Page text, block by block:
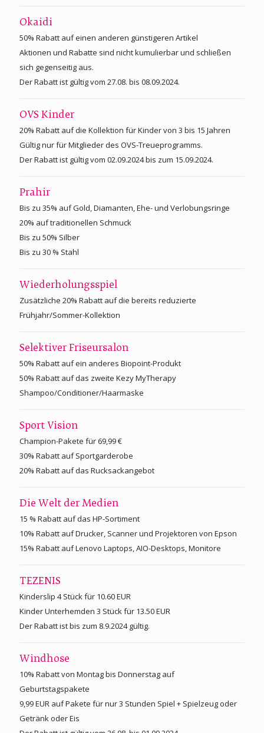
Okaidi
50% Rabatt auf einen anderen günstigeren Artikel
Aktionen und Rabatte sind nicht kumulierbar und schließen
sich gegenseitig aus.
Der Rabatt ist gültig vom 27.08. bis 08.09.2024.
OVS Kinder
20% Rabatt auf die Kollektion für Kinder von 3 bis 15 Jahren
Gültig nur für Mitglieder des OVS-Treueprogramms.
Der Rabatt ist gültig vom 02.09.2024 bis zum 15.09.2024.
Prahir
Bis zu 35% auf Gold, Diamanten, Ehe- und Verlobungsringe
20% auf traditionellen Schmuck
Bis zu 50% Silber
Bis zu 30 % Stahl
Wiederholungsspiel
Zusätzliche 20% Rabatt auf die bereits reduzierte
Frühjahr/Sommer-Kollektion
Selektiver Friseursalon
50% Rabatt auf ein anderes Biopoint-Produkt
50% Rabatt auf das zweite Kezy MyTherapy
Shampoo/Conditioner/Haarmaske
Sport Vision
Champion-Pakete für 69,99 €
30% Rabatt auf Sportgarderobe
20% Rabatt auf das Rucksackangebot
Die Welt der Medien
15 % Rabatt auf das HP-Sortiment
10% Rabatt auf Drucker, Scanner und Projektoren von Epson
15% Rabatt auf Lenovo Laptops, AIO-Desktops, Monitore
TEZENIS
Kinderslip 4 Stück für 10.60 EUR
Kinder Unterhemden 3 Stück für 13.50 EUR
Der Rabatt ist bis zum 8.9.2024 gültig.
Windhose
10% Rabatt von Montag bis Donnerstag auf
Geburtstagspakete
9,99 EUR auf Pakete für nur 3 Stunden Spiel + Spielzeug oder
Getränk oder Eis